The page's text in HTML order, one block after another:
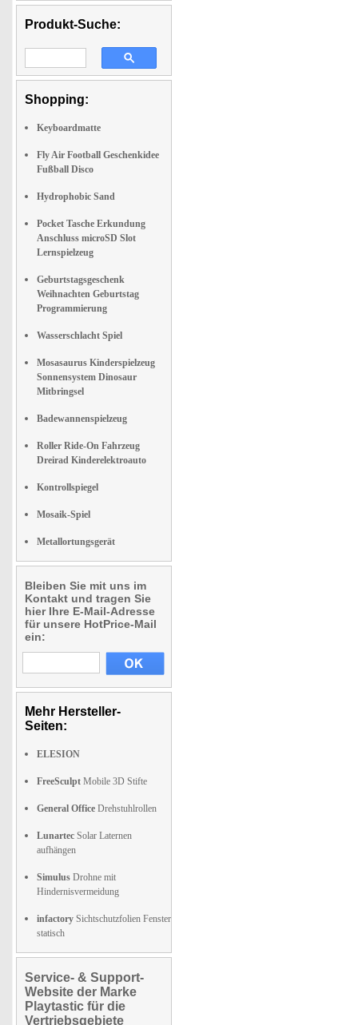
Produkt-Suche:
Shopping:
Keyboardmatte
Fly Air Football Geschenkidee
Fußball Disco
Hydrophobic Sand
Pocket Tasche Erkundung
Anschluss microSD Slot
Lernspielzeug
Geburtstagsgeschenk
Weihnachten Geburtstag
Programmierung
Wasserschlacht Spiel
Mosasaurus Kinderspielzeug
Sonnensystem Dinosaur
Mitbringsel
Badewannenspielzeug
Roller Ride-On Fahrzeug
Dreirad Kinderelektroauto
Kontrollspiegel
Mosaik-Spiel
Metallortungsgerät
Bleiben Sie mit uns im
Kontakt und tragen Sie
hier Ihre E-Mail-Adresse
für unsere HotPrice-Mail
ein:
Mehr Hersteller-
Seiten:
ELESION
FreeSculpt Mobile 3D Stifte
General Office Drehstuhlrollen
Lunartec Solar Laternen
aufhängen
Simulus Drohne mit
Hindernisvermeidung
infactory Sichtschutzfolien Fenster
statisch
Service- & Support-
Website der Marke
Playtastic für die
Vertriebsgebiete